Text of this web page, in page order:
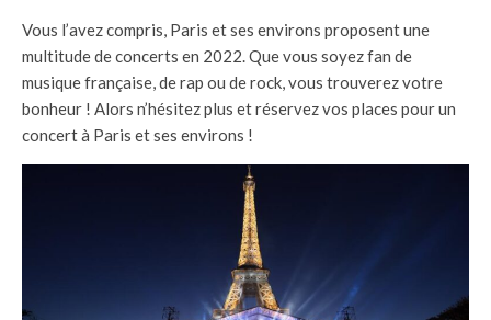
Vous l’avez compris, Paris et ses environs proposent une
multitude de concerts en 2022. Que vous soyez fan de
musique française, de rap ou de rock, vous trouverez votre
bonheur ! Alors n’hésitez plus et réservez vos places pour un
concert à Paris et ses environs !